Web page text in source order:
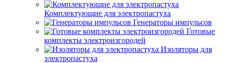
Комплектующие для электропастуха
Генераторы импульсов
Готовые
комплекты электроизгородей
Изоляторы для
электропастуха